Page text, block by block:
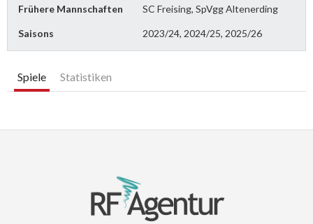
Frühere Mannschaften SC Freising, SpVgg Altenerding
Saisons 2023/24, 2024/25, 2025/26
Spiele Statistiken